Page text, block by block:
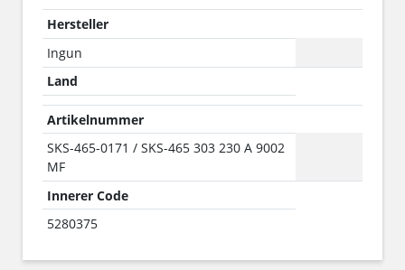
Hersteller
Ingun
Land
Artikelnummer
SKS-465-0171 / SKS-465 303 230 A 9002
MF
Innerer Code
5280375